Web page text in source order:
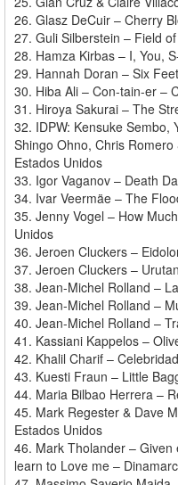
26. Glasz DeCuir – Cherry
27. Guli Silberstein – Field
28. Hamza Kirbas – I, You,
29. Hannah Doran – Six
30. Hiba Ali – Con-tain-er –
31. Hiroya Sakurai – The
32. IDPW: Kensuke Sembo,
Shingo Ohno, Chris
Estados Unidos
33. Igor Vaganov – Death
34. Ivar Veermäe – The
35. Jenny Vogel – How
Unidos
36. Jeroen Cluckers –
37. Jeroen Cluckers –
38. Jean-Michel Rolland –
39. Jean-Michel Rolland –
40. Jean-Michel Rolland –
41. Kassiani Kappelos –
42. Khalil Charif –
43. Kuesti Fraun – Little
44. Maria Bilbao Herrera –
45. Mark Regester & Dave
Estados Unidos
46. Mark Tholander –
learn to Love me –